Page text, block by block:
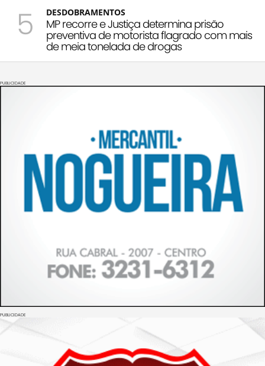
5 DESDOBRAMENTOS
MP recorre e Justiça determina prisão
preventiva de motorista flagrado com mais
de meia tonelada de drogas
PUBLICIDADE
PUBLICIDADE